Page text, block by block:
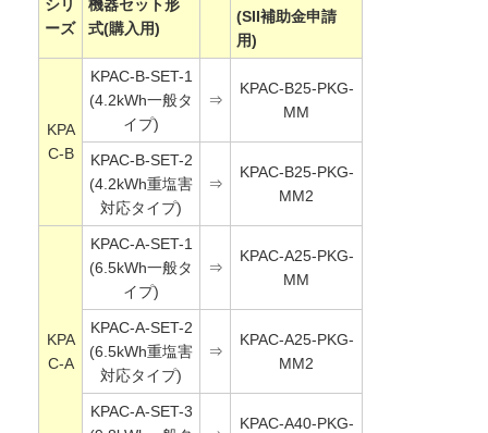
シリ
ーズ
機器セット形
式(購入用)
(SII補助金申請
用)
KPA
C-B
KPAC-B-SET-1
(4.2kWh一般タ
イプ)
⇒
KPAC-B25-PKG-
MM
KPAC-B-SET-2
(4.2kWh重塩害
対応タイプ)
⇒
KPAC-B25-PKG-
MM2
KPA
C-A
KPAC-A-SET-1
(6.5kWh一般タ
イプ)
⇒
KPAC-A25-PKG-
MM
KPAC-A-SET-2
(6.5kWh重塩害
対応タイプ)
⇒
KPAC-A25-PKG-
MM2
KPAC-A-SET-3
KPAC-A40-PKG-